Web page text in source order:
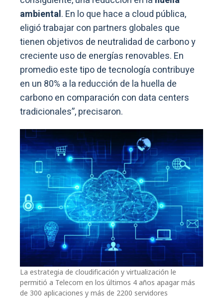
ambiental. En lo que hace a cloud pública,
eligió trabajar con partners globales que
tienen objetivos de neutralidad de carbono y
creciente uso de energías renovables. En
promedio este tipo de tecnología contribuye
en un 80% a la reducción de la huella de
carbono en comparación con data centers
tradicionales”, precisaron.
La estrategia de cloudificación y virtualización le
permitió a Telecom en los últimos 4 años apagar más
de 300 aplicaciones y más de 2200 servidores